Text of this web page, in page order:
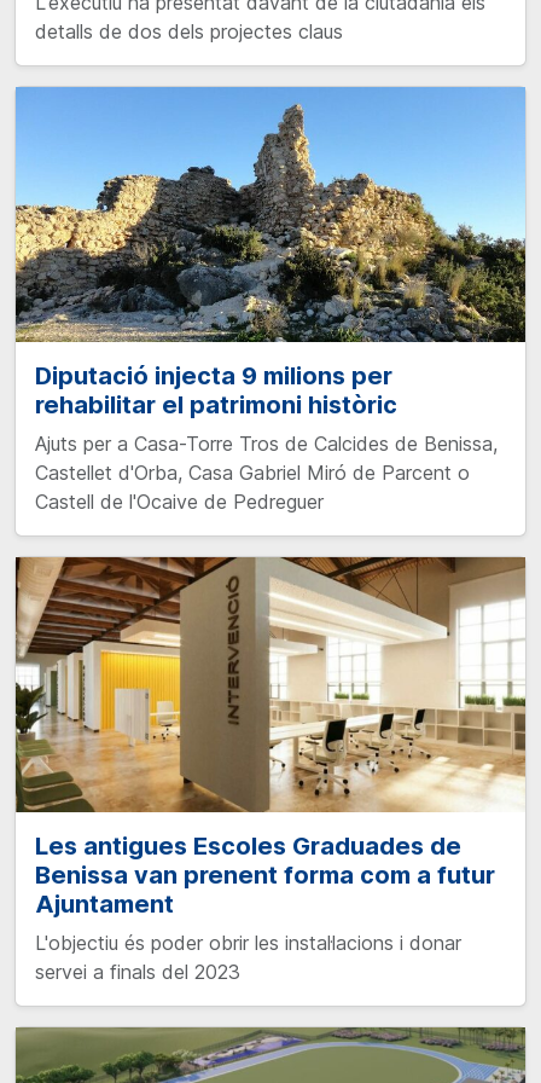
detalls de dos dels projectes claus
Diputació injecta 9 milions per
rehabilitar el patrimoni històric
Ajuts per a Casa-Torre Tros de Calcides de Benissa,
Castellet d'Orba, Casa Gabriel Miró de Parcent o
Castell de l'Ocaive de Pedreguer
Les antigues Escoles Graduades de
Benissa van prenent forma com a futur
Ajuntament
L'objectiu és poder obrir les instal·lacions i donar
servei a finals del 2023